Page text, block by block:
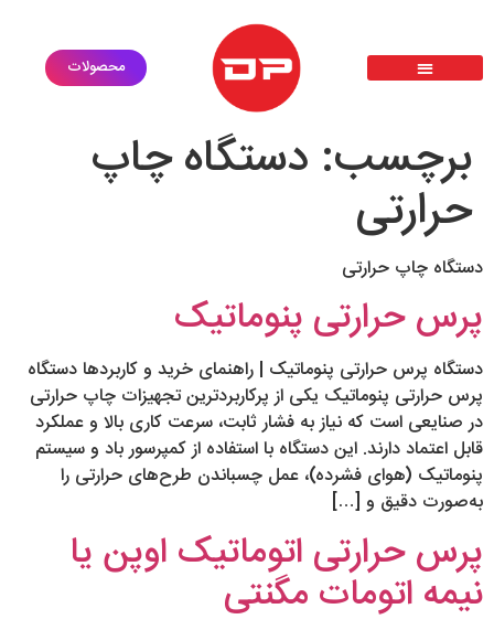
محصولات
برچسب: دستگاه چاپ
حرارتی
دستگاه چاپ حرارتی
پرس حرارتی پنوماتیک
دستگاه پرس حرارتی پنوماتیک | راهنمای خرید و کاربردها دستگاه
پرس حرارتی پنوماتیک یکی از پرکاربردترین تجهیزات چاپ حرارتی
در صنایعی است که نیاز به فشار ثابت، سرعت کاری بالا و عملکرد
قابل اعتماد دارند. این دستگاه با استفاده از کمپرسور باد و سیستم
پنوماتیک (هوای فشرده)، عمل چسباندن طرح‌های حرارتی را
به‌صورت دقیق و […]
پرس حرارتی اتوماتیک اوپن یا
نیمه اتومات مگنتی